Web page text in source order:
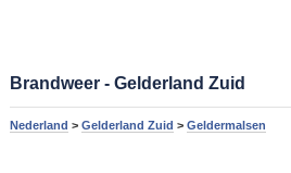
Brandweer - Gelderland Zuid
Nederland > Gelderland Zuid > Geldermalsen